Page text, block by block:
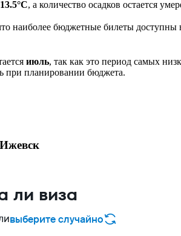
, а количество осадков остается
наиболее бюджетные билеты доступны
июль, так как это период самых
при планировании бюджета.
ли виза
выберите случайно